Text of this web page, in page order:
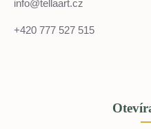
info@tellaart.cz
+420 777 527 515